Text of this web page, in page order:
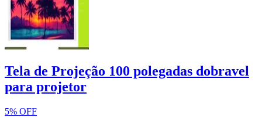
Tela de Projeção 100 polegadas dobravel
para projetor
5% OFF